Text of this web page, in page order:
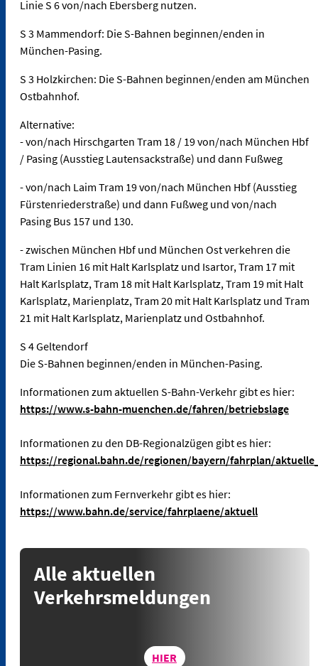
Linie S 6 von/nach Ebersberg nutzen.
S 3 Mammendorf: Die S-Bahnen beginnen/enden in
München-Pasing.
S 3 Holzkirchen: Die S-Bahnen beginnen/enden am München
Ostbahnhof.
Alternative:
- von/nach Hirschgarten Tram 18 / 19 von/nach München Hbf
/ Pasing (Ausstieg Lautensackstraße) und dann Fußweg
- von/nach Laim Tram 19 von/nach München Hbf (Ausstieg
Fürstenriederstraße) und dann Fußweg und von/nach
Pasing Bus 157 und 130.
- zwischen München Hbf und München Ost verkehren die
Tram Linien 16 mit Halt Karlsplatz und Isartor, Tram 17 mit
Halt Karlsplatz, Tram 18 mit Halt Karlsplatz, Tram 19 mit Halt
Karlsplatz, Marienplatz, Tram 20 mit Halt Karlsplatz und Tram
21 mit Halt Karlsplatz, Marienplatz und Ostbahnhof.
S 4 Geltendorf
Die S-Bahnen beginnen/enden in München-Pasing.
Informationen zum aktuellen S-Bahn-Verkehr gibt es hier:
https://www.s-bahn-muenchen.de/fahren/betriebslage
Informationen zu den DB-Regionalzügen gibt es hier:
https://regional.bahn.de/regionen/bayern/fahrplan/
Informationen zum Fernverkehr gibt es hier:
https://www.bahn.de/service/fahrplaene/aktuell
Alle aktuellen
Verkehrsmeldungen
HIER